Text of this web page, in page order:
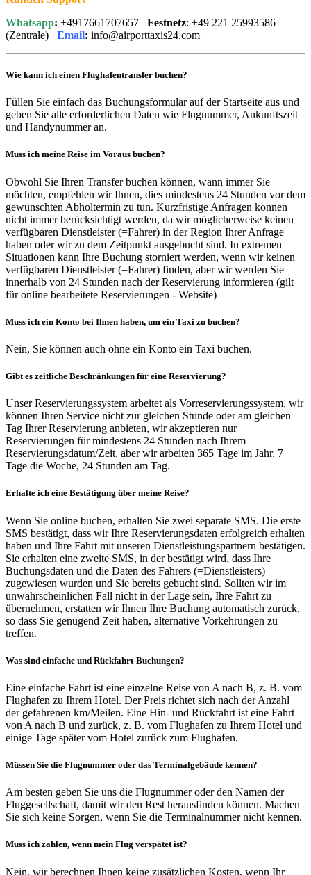
Whatsapp: +4917661707657 Festnetz: +49 221 25993586
(Zentrale) Email: info@airporttaxis24.com
Wie kann ich einen Flughafentransfer buchen?
Füllen Sie einfach das Buchungsformular auf der Startseite aus und
geben Sie alle erforderlichen Daten wie Flugnummer, Ankunftszeit
und Handynummer an.
Muss ich meine Reise im Voraus buchen?
Obwohl Sie Ihren Transfer buchen können, wann immer Sie
möchten, empfehlen wir Ihnen, dies mindestens 24 Stunden vor dem
gewünschten Abholtermin zu tun. Kurzfristige Anfragen können
nicht immer berücksichtigt werden, da wir möglicherweise keinen
verfügbaren Dienstleister (=Fahrer) in der Region Ihrer Anfrage
haben oder wir zu dem Zeitpunkt ausgebucht sind. In extremen
Situationen kann Ihre Buchung storniert werden, wenn wir keinen
verfügbaren Dienstleister (=Fahrer) finden, aber wir werden Sie
innerhalb von 24 Stunden nach der Reservierung informieren (gilt
für online bearbeitete Reservierungen - Website)
Muss ich ein Konto bei Ihnen haben, um ein Taxi zu buchen?
Nein, Sie können auch ohne ein Konto ein Taxi buchen.
Gibt es zeitliche Beschränkungen für eine Reservierung?
Unser Reservierungssystem arbeitet als Vorreservierungssystem, wir
können Ihren Service nicht zur gleichen Stunde oder am gleichen
Tag Ihrer Reservierung anbieten, wir akzeptieren nur
Reservierungen für mindestens 24 Stunden nach Ihrem
Reservierungsdatum/Zeit, aber wir arbeiten 365 Tage im Jahr, 7
Tage die Woche, 24 Stunden am Tag.
Erhalte ich eine Bestätigung über meine Reise?
Wenn Sie online buchen, erhalten Sie zwei separate SMS. Die erste
SMS bestätigt, dass wir Ihre Reservierungsdaten erfolgreich erhalten
haben und Ihre Fahrt mit unseren Dienstleistungspartnern bestätigen.
Sie erhalten eine zweite SMS, in der bestätigt wird, dass Ihre
Buchungsdaten und die Daten des Fahrers (=Dienstleisters)
zugewiesen wurden und Sie bereits gebucht sind. Sollten wir im
unwahrscheinlichen Fall nicht in der Lage sein, Ihre Fahrt zu
übernehmen, erstatten wir Ihnen Ihre Buchung automatisch zurück,
so dass Sie genügend Zeit haben, alternative Vorkehrungen zu
treffen.
Was sind einfache und Rückfahrt-Buchungen?
Eine einfache Fahrt ist eine einzelne Reise von A nach B, z. B. vom
Flughafen zu Ihrem Hotel. Der Preis richtet sich nach der Anzahl
der gefahrenen km/Meilen. Eine Hin- und Rückfahrt ist eine Fahrt
von A nach B und zurück, z. B. vom Flughafen zu Ihrem Hotel und
einige Tage später vom Hotel zurück zum Flughafen.
Müssen Sie die Flugnummer oder das Terminalgebäude kennen?
Am besten geben Sie uns die Flugnummer oder den Namen der
Fluggesellschaft, damit wir den Rest herausfinden können. Machen
Sie sich keine Sorgen, wenn Sie die Terminalnummer nicht kennen.
Muss ich zahlen, wenn mein Flug verspätet ist?
Nein, wir berechnen Ihnen keine zusätzlichen Kosten, wenn Ihr